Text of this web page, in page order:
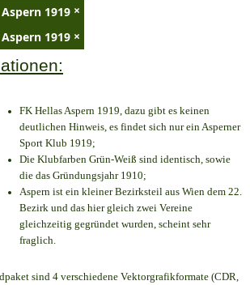
×
×
FK Hellas Aspern 1919, dazu gibt es keinen
deutlichen Hinweis, es findet sich nur ein Asperner
Sport Klub 1919;
Die Klubfarben Grün-Weiß sind identisch, sowie
die das Gründungsjahr 1910;
Aspern ist ein kleiner Bezirksteil aus Wien dem 22.
Bezirk und das hier gleich zwei Vereine
gleichzeitig gegründet wurden, scheint sehr
fraglich.
sind 4 verschiedene Vektorgrafikformate (CDR,